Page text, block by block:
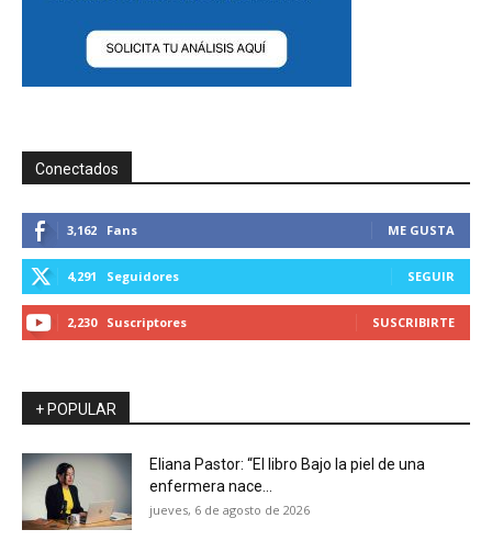
Conectados
3,162 Fans ME GUSTA
4,291 Seguidores SEGUIR
2,230 Suscriptores SUSCRIBIRTE
+ POPULAR
Eliana Pastor: “El libro Bajo la piel de una
enfermera nace...
jueves, 6 de agosto de 2026